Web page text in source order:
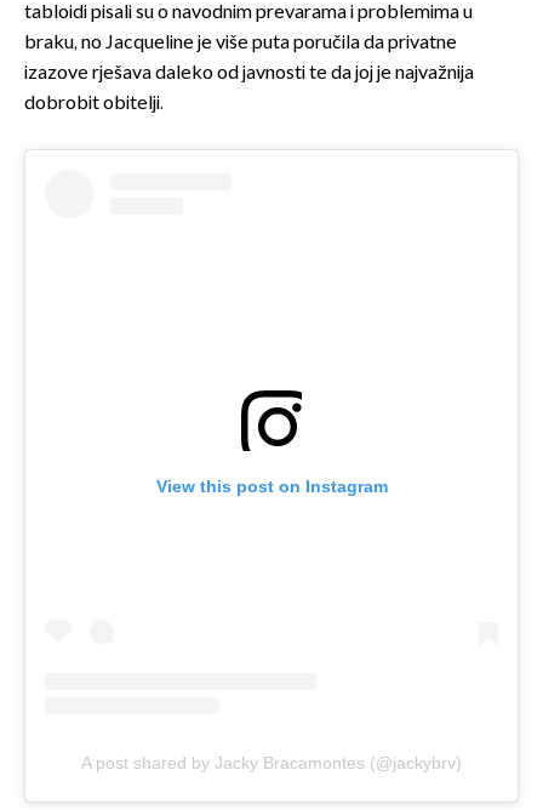
tabloidi pisali su o navodnim prevarama i problemima u
braku, no Jacqueline je više puta poručila da privatne
izazove rješava daleko od javnosti te da joj je najvažnija
dobrobit obitelji.
View this post on Instagram
A post shared by Jacky Bracamontes (@jackybrv)